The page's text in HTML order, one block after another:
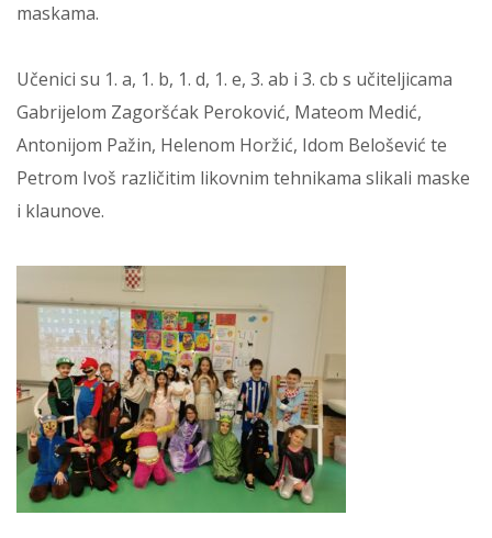
maskama.
Učenici su 1. a, 1. b, 1. d, 1. e, 3. ab i 3. cb s učiteljicama
Gabrijelom Zagoršćak Peroković, Mateom Medić,
Antonijom Pažin, Helenom Horžić, Idom Belošević te
Petrom Ivoš različitim likovnim tehnikama slikali maske
i klaunove.